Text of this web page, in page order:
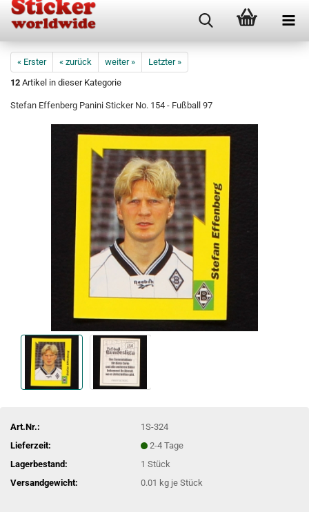
« Erster « zurück weiter »
Letzter »
12 Artikel in dieser Kategorie
Stefan Effenberg Panini Sticker No. 154 - Fußball 97
Art.Nr.:
1S-324
Lieferzeit:
2-4 Tage
Lagerbestand:
1Stück
Versandgewicht:
0.01 kg je Stück